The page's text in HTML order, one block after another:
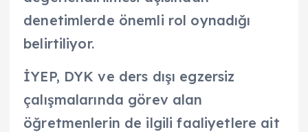
denetimlerde önemli rol oynadığı
belirtiliyor.
İYEP, DYK ve ders dışı egzersiz
çalışmalarında görev alan
öğretmenlerin de ilgili faaliyetlere ait